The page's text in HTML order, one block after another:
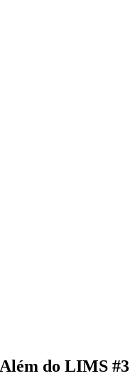
do LIMS #3